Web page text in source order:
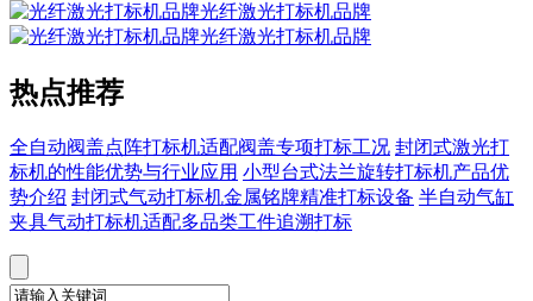
光纤激光打标机品牌
光纤激光打标机品牌
热点推荐
全自动阀盖点阵打标机适配阀盖专项打标工况 封闭式激光打
标机的性能优势与行业应用 小型台式法兰旋转打标机产品优
势介绍 封闭式气动打标机金属铭牌精准打标设备 半自动气缸
夹具气动打标机适配多品类工件追溯打标